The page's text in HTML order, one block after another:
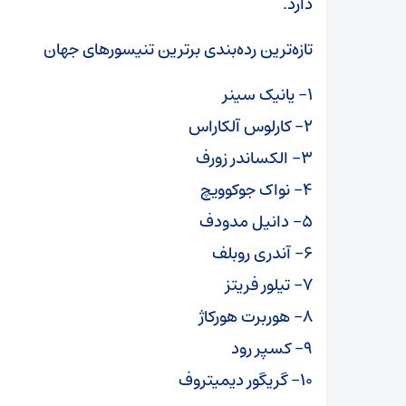
تازه‌ترین رده‌بندی برترین تنیسورهای جهان
۱- یانیک سینر
۲- کارلوس آلکاراس
۳- الکساندر زورف
۴- نواک جوکوویچ
۵- دانیل مدودف
۶- آندری روبلف
۷- تیلور فریتز
۸- هوربرت هورکاژ
۹- کسپر رود
۱۰- گریگور دیمیتروف